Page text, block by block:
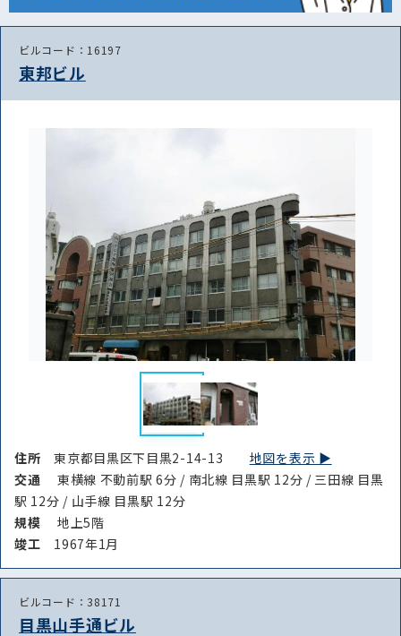
ビルコード：16197
東邦ビル
住所東京都目黒区下目黒2-14-13 地図を表示 ▶︎
交通
東横線 不動前駅 6分 / 南北線 目黒駅 12分 / 三田線 目黒
駅 12分 / 山手線 目黒駅 12分
規模
地上5階
竣⼯ 1967年1月
ビルコード：38171
目黒山手通ビル